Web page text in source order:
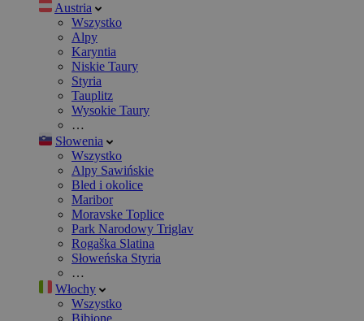
Austria
Wszystko
Alpy
Karyntia
Niskie Taury
Styria
Tauplitz
Wysokie Taury
…
Słowenia
Wszystko
Alpy Sawińskie
Bled i okolice
Maribor
Moravske Toplice
Park Narodowy Triglav
Rogaška Slatina
Słoweńska Styria
…
Włochy
Wszystko